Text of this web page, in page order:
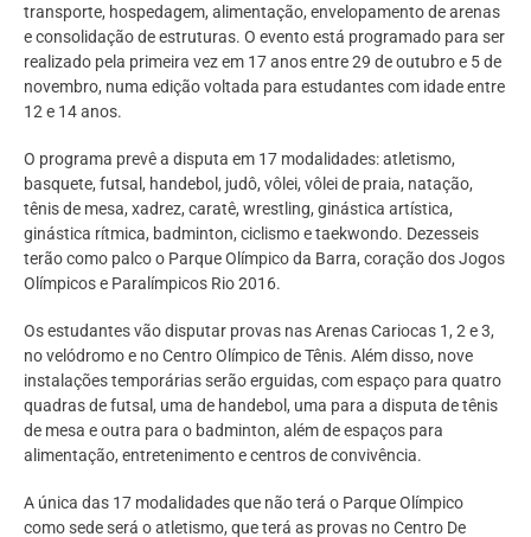
transporte, hospedagem, alimentação, envelopamento de arenas
e consolidação de estruturas. O evento está programado para ser
realizado pela primeira vez em 17 anos entre 29 de outubro e 5 de
novembro, numa edição voltada para estudantes com idade entre
12 e 14 anos.
O programa prevê a disputa em 17 modalidades: atletismo,
basquete, futsal, handebol, judô, vôlei, vôlei de praia, natação,
tênis de mesa, xadrez, caratê, wrestling, ginástica artística,
ginástica rítmica, badminton, ciclismo e taekwondo. Dezesseis
terão como palco o Parque Olímpico da Barra, coração dos Jogos
Olímpicos e Paralímpicos Rio 2016.
Os estudantes vão disputar provas nas Arenas Cariocas 1, 2 e 3,
no velódromo e no Centro Olímpico de Tênis. Além disso, nove
instalações temporárias serão erguidas, com espaço para quatro
quadras de futsal, uma de handebol, uma para a disputa de tênis
de mesa e outra para o badminton, além de espaços para
alimentação, entretenimento e centros de convivência.
A única das 17 modalidades que não terá o Parque Olímpico
como sede será o atletismo, que terá as provas no Centro De